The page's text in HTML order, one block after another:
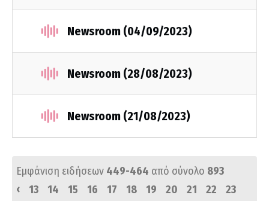
Newsroom (04/09/2023)
Newsroom (28/08/2023)
Newsroom (21/08/2023)
Εμφάνιση ειδήσεων 449-464 από σύνολο 893
‹
13 14 15 16 17 18 19 20 21 22
23